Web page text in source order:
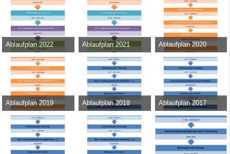
0
43.754
0
Ablaufplan 2022
Admin-8. Juni 2021
31.133
0
Ablaufplan 2021
Admin-22. Juni 2020
39.162
0
Ablaufplan 2020
Admin-17. Juni 2019
35.149
0
Ablaufplan 2019
Admin-23. April 2018
37.890
0
Ablaufplan 2018
Admin-30. Mai 2017
29.725
0
Ablaufplan 2017
Admin-18. August 2016
26.615